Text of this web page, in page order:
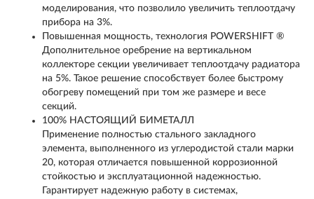
моделирования, что позволило увеличить теплоотдачу
прибора на 3%.
Повышенная мощность, технология POWERSHIFT ®
Дополнительное оребрение на вертикальном
коллекторе секции увеличивает теплоотдачу радиатора
на 5%. Такое решение способствует более быстрому
обогреву помещений при том же размере и весе
секций.
100% НАСТОЯЩИЙ БИМЕТАЛЛ
Применение полностью стального закладного
элемента, выполненного из углеродистой стали марки
20, которая отличается повышенной коррозионной
стойкостью и эксплуатационной надежностью.
Гарантирует надежную работу в системах,